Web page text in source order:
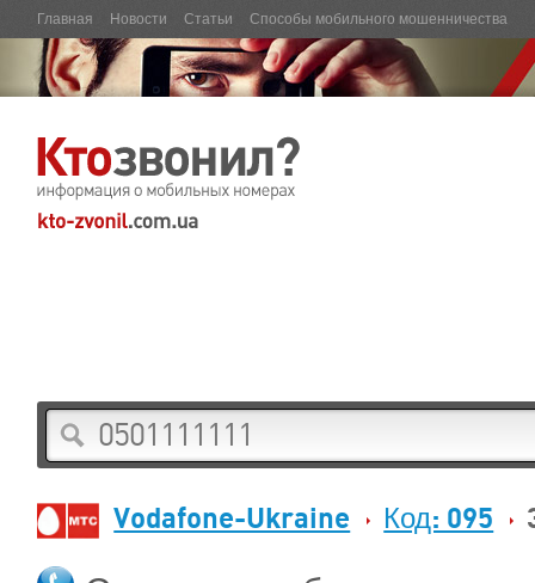
Главная Новости Статьи Способы мобильного мошенничества
Vodafone-Ukraine Код: 095